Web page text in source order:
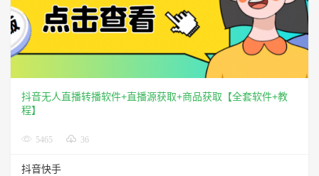
抖音无人直播转播软件+直播源获取+商品获取【全套软件+教
程】
5465 36
抖音快手